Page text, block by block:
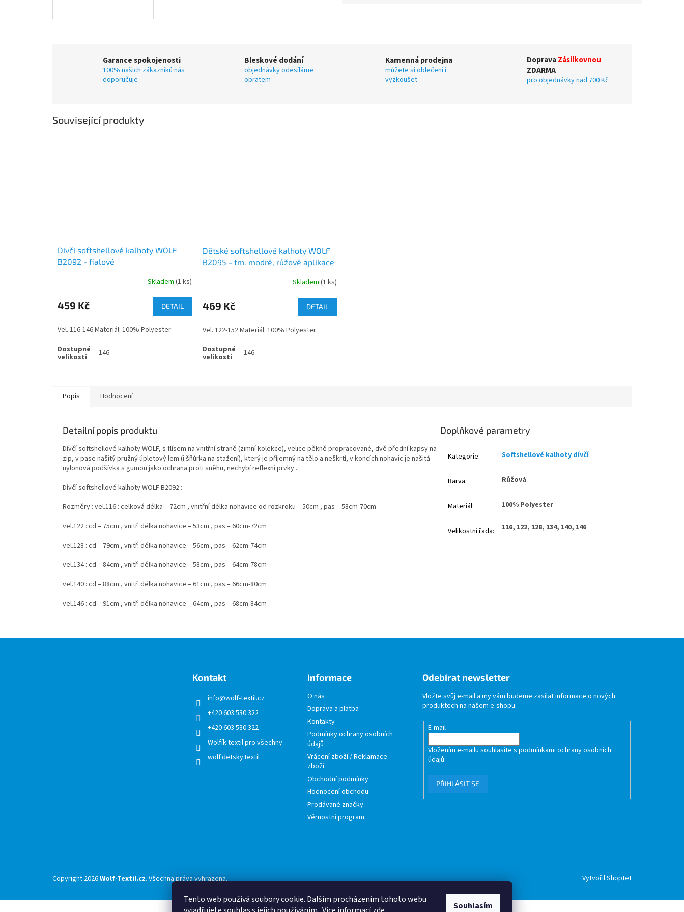
Tento web používá soubory cookie. Dalším procházením tohoto webu
Souhlasím
Garance spokojenosti
100% našich zákazníků nás
doporučuje
Bleskové dodání
objednávky odesíláme
obratem
Kamenná prodejna
můžete si oblečení i
vyzkoušet
DopravaZásilkovnou
ZDARMA
pro objednávky nad 700 Kč
Související produkty
Dívčí softshellové kalhoty WOLF
B2092 - fialové
Skladem (1 ks)
459 Kč DETAIL
Vel. 116-146 Materiál: 100% Polyester
146
Dětské softshellové kalhoty WOLF
B2095 - tm. modré, růžové aplikace
Skladem (1 ks)
469 Kč DETAIL
Vel. 122-152 Materiál: 100% Polyester
146
Popis Hodnocení
Detailní popis produktu
Dívčí softshellové kalhoty WOLF, s flísem na vnitřní straně (zimní kolekce), velice pěkně propracované, dvě přední kapsy na
zip, v pase našitý pružný úpletový lem (i šňůrka na stažení), který je příjemný na tělo a neškrtí, v koncích nohavic je našitá
nylonová podšívka s gumou jako ochrana proti sněhu, nechybí reflexní prvky...
Dívčí softshellové kalhoty WOLF B2092 :
Rozměry : vel.116 : celková délka – 72cm , vnitřní délka nohavice od rozkroku – 50cm , pas – 58cm-70cm
vel.122 : cd – 75cm , vnitř. délka nohavice – 53cm , pas – 60cm-72cm
vel.128 : cd – 79cm , vnitř. délka nohavice – 56cm , pas – 62cm-74cm
vel.134 : cd – 84cm , vnitř. délka nohavice – 58cm , pas – 64cm-78cm
vel.140 : cd – 88cm , vnitř. délka nohavice – 61cm , pas – 66cm-80cm
vel.146 : cd – 91cm , vnitř. délka nohavice – 64cm , pas – 68cm-84cm
Doplňkové parametry
Kategorie: Softshellové kalhoty dívčí
Barva: Růžová
Materiál: 100% Polyester
Velikostní řada: 116, 122, 128, 134, 140, 146
Kontakt
info@wolf-textil.cz
+420 603 530 322
+420 603 530 322
Wolfík textil pro všechny
wolf.detsky.textil
Informace
O nás
Doprava a platba
Kontakty
Podmínky ochrany osobních
údajů
Vrácení zboží / Reklamace
zboží
Obchodní podmínky
Hodnocení obchodu
Prodávané značky
Věrnostní program
Odebírat newsletter
Vložte svůj e-mail a my vám budeme zasílat informace o nových
produktech na našem e-shopu.
E-mail
Vložením e-mailu souhlasíte spodmínkami ochrany osobních
údajů
PŘIHLÁSIT SE
Vytvořil Shoptet
Copyright 2026Wolf-Textil.cz. Všechna práva vyhrazena.